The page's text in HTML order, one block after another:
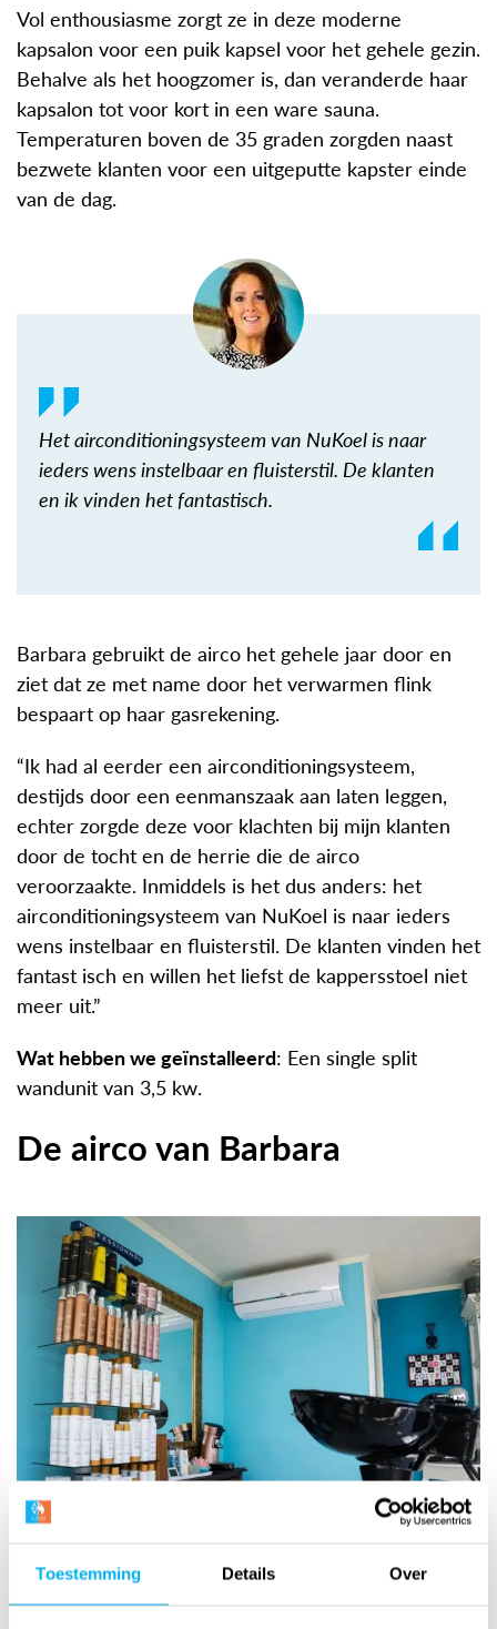
Toestemming Details Over
Vol enthousiasme zorgt ze in deze moderne
kapsalon voor een puik kapsel voor het gehele gezin.
Behalve als het hoogzomer is, dan veranderde haar
kapsalon tot voor kort in een ware sauna.
Temperaturen boven de 35 graden zorgden naast
bezwete klanten voor een uitgeputte kapster einde
van de dag.
Het airconditioningsysteem van NuKoel is naar
ieders wens instelbaar en fluisterstil. De klanten
en ik vinden het fantastisch.
Barbara gebruikt de airco het gehele jaar door en
ziet dat ze met name door het verwarmen flink
bespaart op haar gasrekening.
“Ik had al eerder een airconditioningsysteem,
destijds door een eenmanszaak aan laten leggen,
echter zorgde deze voor klachten bij mijn klanten
door de tocht en de herrie die de airco
veroorzaakte. Inmiddels is het dus anders: het
airconditioningsysteem van NuKoel is naar ieders
wens instelbaar en fluisterstil. De klanten vinden het
fantast isch en willen het liefst de kappersstoel niet
meer uit.”
Wat hebben we geïnstalleerd: Een single split
wandunit van 3,5 kw.
De airco van Barbara